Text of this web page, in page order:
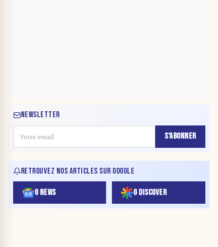
NEWSLETTER
S'ABONNER
RETROUVEZ NOS ARTICLES SUR GOOGLE
G NEWS G DISCOVER